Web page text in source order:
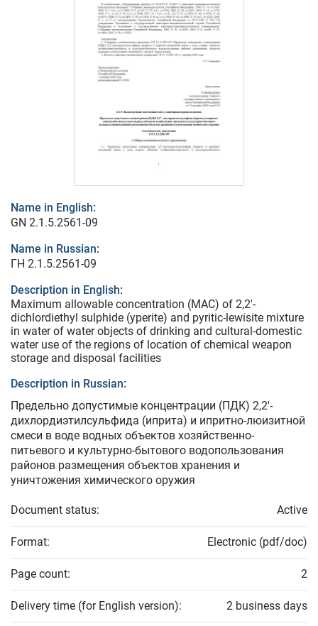
Name in English:
GN 2.1.5.2561-09
Name in Russian:
ГН 2.1.5.2561-09
Description in English:
Maximum allowable concentration (MAC) of 2,2'-
dichlordiethyl sulphide (yperite) and pyritic-lewisite mixture
in water of water objects of drinking and cultural-domestic
water use of the regions of location of chemical weapon
storage and disposal facilities
Description in Russian:
Предельно допустимые концентрации (ПДК) 2,2'-
дихлордиэтилсульфида (иприта) и ипритно-люизитной
смеси в воде водных объектов хозяйственно-
питьевого и культурно-бытового водопользования
районов размещения объектов хранения и
уничтожения химического оружия
Document status: Active
Format: Electronic (pdf/doc)
Page count: 2
Delivery time (for English version): 2 business days